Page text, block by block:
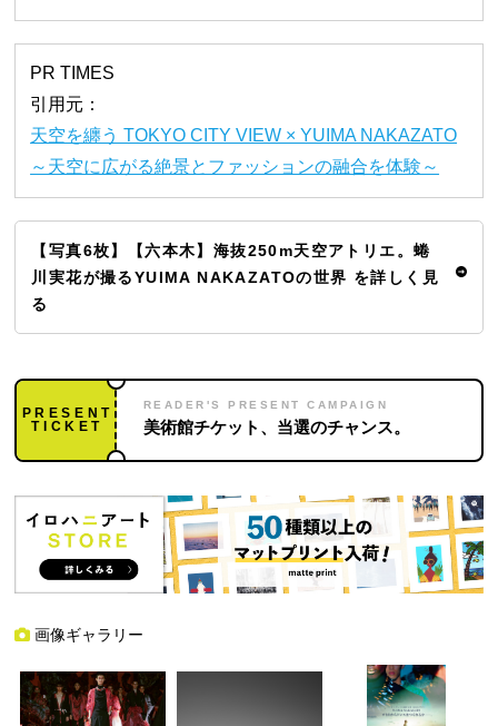
PR TIMES
引用元：
天空を纏う TOKYO CITY VIEW × YUIMA NAKAZATO
～天空に広がる絶景とファッションの融合を体験～
【写真6枚】【六本木】海抜250m天空アトリエ。蜷
川実花が撮るYUIMA NAKAZATOの世界 を詳しく見
る
PRESENT
TICKET
READER'S PRESENT CAMPAIGN
美術館チケット、当選のチャンス。
画像ギャラリー